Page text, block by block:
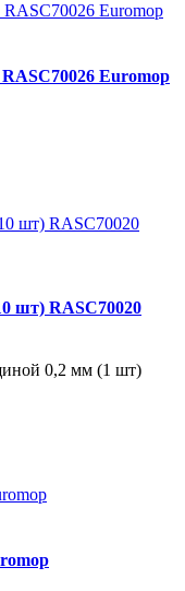
Euromop
шт) RASC70020
0,2 мм (1 шт)